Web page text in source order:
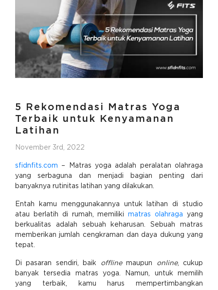
5 Rekomendasi Matras Yoga
Terbaik untuk Kenyamanan
Latihan
November 3rd, 2022
sfidnfits.com – Matras yoga adalah peralatan olahraga
yang serbaguna dan menjadi bagian penting dari
banyaknya rutinitas latihan yang dilakukan.
Entah kamu menggunakannya untuk latihan di studio
atau berlatih di rumah, memilikimatras olahraga yang
berkualitas adalah sebuah keharusan. Sebuah matras
memberikan jumlah cengkraman dan daya dukung yang
tepat.
Di pasaran sendiri, baik offlinemaupun online, cukup
banyak tersedia matras yoga. Namun, untuk memilih
yang terbaik, kamu harus mempertimbangkan